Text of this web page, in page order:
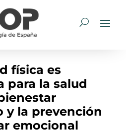
física es
para la salud
y la prevención
emocional